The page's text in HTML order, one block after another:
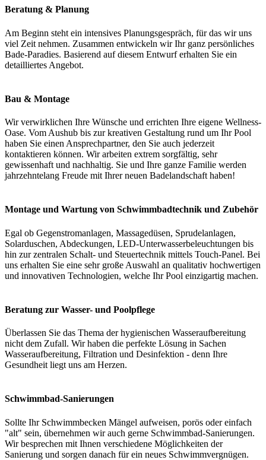
Beratung & Planung
Am Beginn steht ein intensives Planungsgespräch, für das wir uns
viel Zeit nehmen. Zusammen entwickeln wir Ihr ganz persönliches
Bade-Paradies. Basierend auf diesem Entwurf erhalten Sie ein
detailliertes Angebot.
Bau & Montage
Wir verwirklichen Ihre Wünsche und errichten Ihre eigene Wellness-
Oase. Vom Aushub bis zur kreativen Gestaltung rund um Ihr Pool
haben Sie einen Ansprechpartner, den Sie auch jederzeit
kontaktieren können. Wir arbeiten extrem sorgfältig, sehr
gewissenhaft und nachhaltig. Sie und Ihre ganze Familie werden
jahrzehntelang Freude mit Ihrer neuen Badelandschaft haben!
Montage und Wartung von Schwimmbadtechnik und Zubehör
Egal ob Gegenstromanlagen, Massagedüsen, Sprudelanlagen,
Solarduschen, Abdeckungen, LED-Unterwasserbeleuchtungen bis
hin zur zentralen Schalt- und Steuertechnik mittels Touch-Panel. Bei
uns erhalten Sie eine sehr große Auswahl an qualitativ hochwertigen
und innovativen Technologien, welche Ihr Pool einzigartig machen.
Beratung zur Wasser- und Poolpflege
Überlassen Sie das Thema der hygienischen Wasseraufbereitung
nicht dem Zufall. Wir haben die perfekte Lösung in Sachen
Wasseraufbereitung, Filtration und Desinfektion - denn Ihre
Gesundheit liegt uns am Herzen.
Schwimmbad-Sanierungen
Sollte Ihr Schwimmbecken Mängel aufweisen, porös oder einfach
"alt" sein, übernehmen wir auch gerne Schwimmbad-Sanierungen.
Wir besprechen mit Ihnen verschiedene Möglichkeiten der
Sanierung und sorgen danach für ein neues Schwimmvergnügen.